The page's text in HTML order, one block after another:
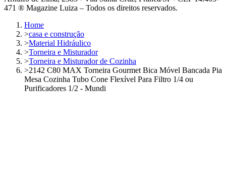
471 ® Magazine Luiza – Todos os direitos reservados.
Home
>casa e construção
>Material Hidráulico
>Torneira e Misturador
>Torneira e Misturador de Cozinha
>2142 C80 MAX Torneira Gourmet Bica Móvel Bancada Pia
Mesa Cozinha Tubo Cone Flexível Para Filtro 1/4 ou
Purificadores 1/2 - Mundi